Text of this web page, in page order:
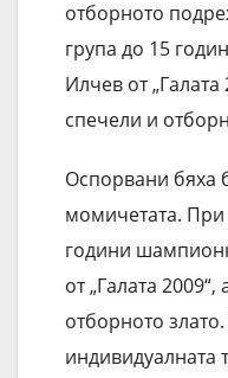
отборното
група до 15
Илчев от „Галата
спечели и
Оспорвани бяха
момичетата. При
години
от „Галата
отборното
индивидуалната